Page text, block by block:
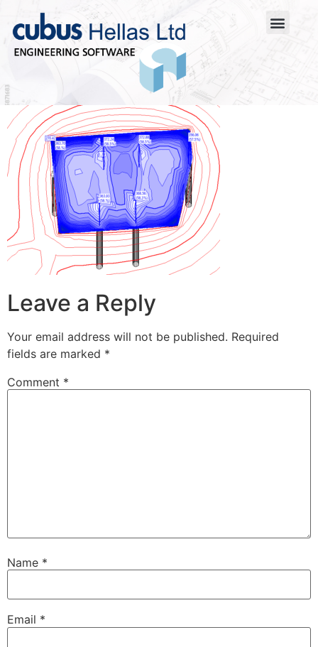
Leave a Reply
Your email address will not be published. Required
fields are marked *
Comment *
Name *
Email *